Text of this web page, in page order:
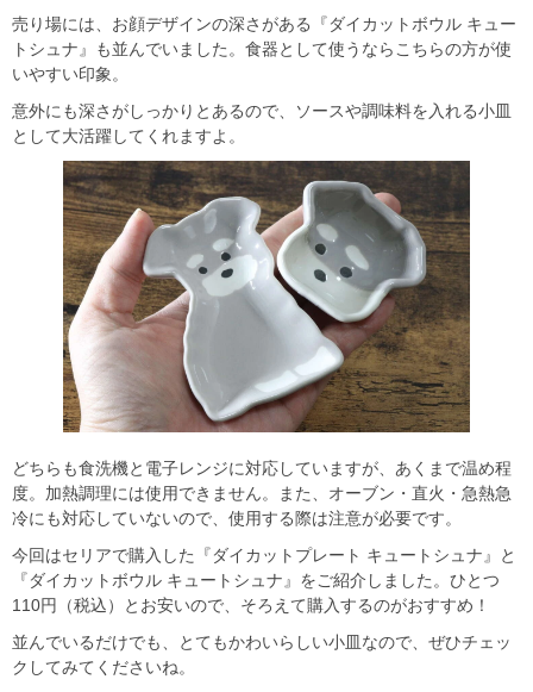
売り場には、お顔デザインの深さがある『ダイカットボウル キュー
トシュナ』も並んでいました。食器として使うならこちらの方が使
いやすい印象。
意外にも深さがしっかりとあるので、ソースや調味料を入れる小皿
として大活躍してくれますよ。
どちらも食洗機と電子レンジに対応していますが、あくまで温め程
度。加熱調理には使用できません。また、オーブン・直火・急熱急
冷にも対応していないので、使用する際は注意が必要です。
今回はセリアで購入した『ダイカットプレート キュートシュナ』と
『ダイカットボウル キュートシュナ』をご紹介しました。ひとつ
110円（税込）とお安いので、そろえて購入するのがおすすめ！
並んでいるだけでも、とてもかわいらしい小皿なので、ぜひチェッ
クしてみてくださいね。